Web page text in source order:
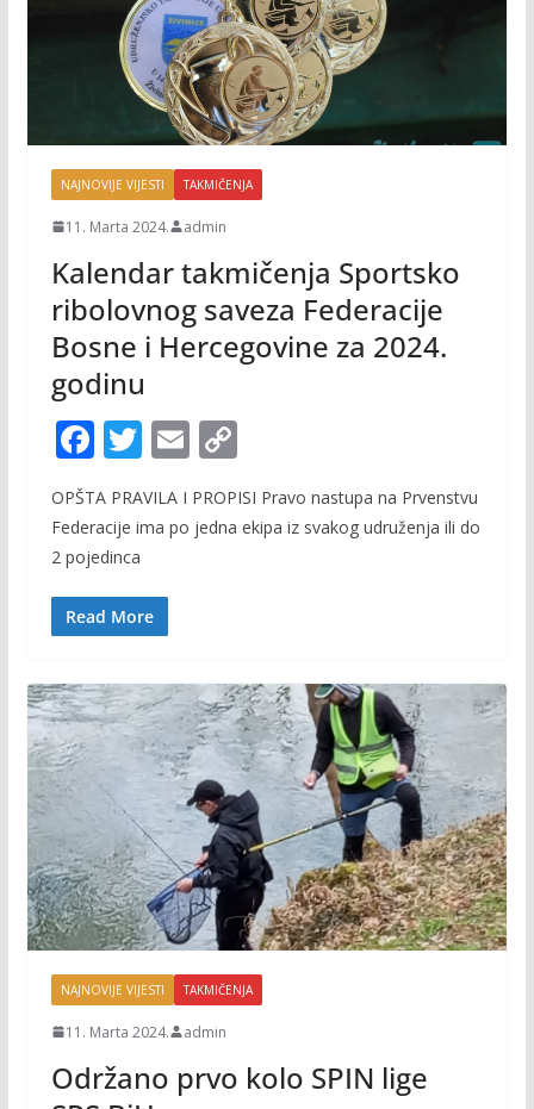
NAJNOVIJE VIJESTI TAKMIČENJA
11. Marta 2024. admin
Kalendar takmičenja Sportsko
ribolovnog saveza Federacije
Bosne i Hercegovine za 2024.
godinu
F
e
b
o
o
T
itt
er
E
ai
l
C
p
OPŠTA PRAVILA I PROPISI Pravo nastupa na Prvenstvu
Federacije ima po jedna ekipa iz svakog udruženja ili do
2 pojedinca
Read More
NAJNOVIJE VIJESTI TAKMIČENJA
11. Marta 2024. admin
Održano prvo kolo SPIN lige